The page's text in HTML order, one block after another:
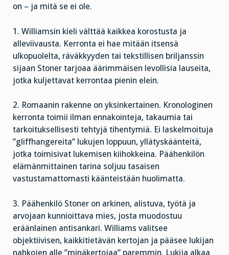
on – ja mitä se ei ole.
1. Williamsin kieli välttää kaikkea korostusta ja
alleviivausta. Kerronta ei hae mitään itsensä
ulkopuolelta, räväkkyyden tai tekstillisen briljanssin
sijaan Stoner tarjoaa äärimmäisen levollisia lauseita,
jotka kuljettavat kerrontaa pienin elein.
2. Romaanin rakenne on yksinkertainen. Kronologinen
kerronta toimii ilman ennakointeja, takaumia tai
tarkoituksellisesti tehtyjä tihentymiä. Ei laskelmoituja
”gliffhangereita” lukujen loppuun, yllätyskäänteitä,
jotka toimisivat lukemisen kiihokkeina. Päähenkilön
elämänmittainen tarina soljuu tasaisen
vastustamattomasti käänteistään huolimatta.
3. Päähenkilö Stoner on arkinen, alistuva, työtä ja
arvojaan kunnioittava mies, josta muodostuu
eräänlainen antisankari. Williams valitsee
objektiivisen, kaikkitietävän kertojan ja pääsee lukijan
nahkojen alle ”minäkertojaa” paremmin. Lukija alkaa